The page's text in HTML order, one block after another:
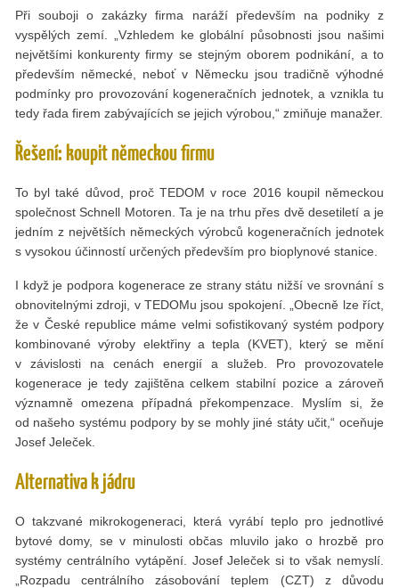
Při souboji o zakázky firma naráží především na podniky z
vyspělých zemí. „Vzhledem ke globální působnosti jsou našimi
největšími konkurenty firmy se stejným oborem podnikání, a to
především německé, neboť v Německu jsou tradičně výhodné
podmínky pro provozování kogeneračních jednotek, a vznikla tu
tedy řada firem zabývajících se jejich výrobou,“ zmiňuje manažer.
Řešení: koupit německou firmu
To byl také důvod, proč TEDOM v roce 2016 koupil německou
společnost Schnell Motoren. Ta je na trhu přes dvě desetiletí a je
jedním z největších německých výrobců kogeneračních jednotek
s vysokou účinností určených především pro bioplynové stanice.
I když je podpora kogenerace ze strany státu nižší ve srovnání s
obnovitelnými zdroji, v TEDOMu jsou spokojení. „Obecně lze říct,
že v České republice máme velmi sofistikovaný systém podpory
kombinované výroby elektřiny a tepla (KVET), který se mění
v závislosti na cenách energií a služeb. Pro provozovatele
kogenerace je tedy zajištěna celkem stabilní pozice a zároveň
významně omezena případná překompenzace. Myslím si, že
od našeho systému podpory by se mohly jiné státy učit,“ oceňuje
Josef Jeleček.
Alternativa k jádru
O takzvané mikrokogeneraci, která vyrábí teplo pro jednotlivé
bytové domy, se v minulosti občas mluvilo jako o hrozbě pro
systémy centrálního vytápění. Josef Jeleček si to však nemyslí.
„Rozpadu centrálního zásobování teplem (CZT) z důvodu